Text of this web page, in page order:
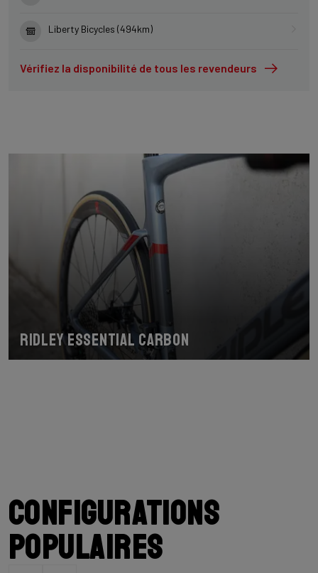
Liberty Bicycles (494km)
Vérifiez la disponibilité de tous les revendeurs
Ridley Essential Carbon
Configurations
populaires